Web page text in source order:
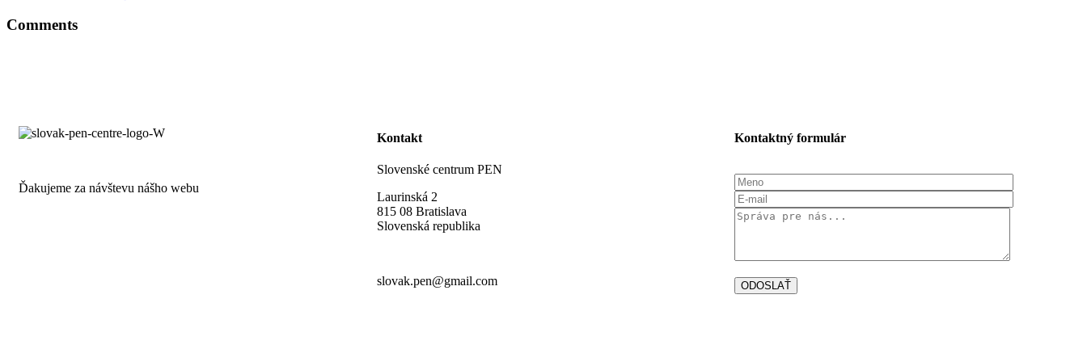
Comments
Ďakujeme za návštevu nášho webu
Kontakt
Slovenské centrum PEN
Laurinská 2
815 08 Bratislava
Slovenská republika
slovak.pen@gmail.com
Kontaktný formulár